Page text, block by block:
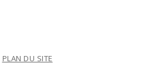
PLAN DU SITE